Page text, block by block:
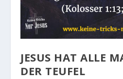
JESUS HAT ALLE
DER TEUFEL